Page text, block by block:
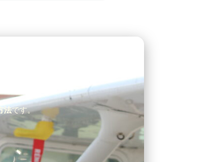
法です。